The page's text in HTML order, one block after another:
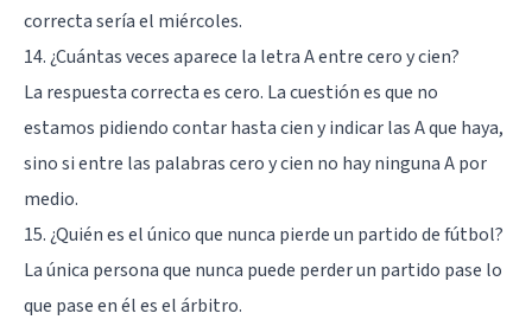
correcta sería el miércoles.
14. ¿Cuántas veces aparece la letra A entre cero y cien?
La respuesta correcta es cero. La cuestión es que no
estamos pidiendo contar hasta cien y indicar las A que haya,
sino si entre las palabras cero y cien no hay ninguna A por
medio.
15. ¿Quién es el único que nunca pierde un partido de fútbol?
La única persona que nunca puede perder un partido pase lo
que pase en él es el árbitro.